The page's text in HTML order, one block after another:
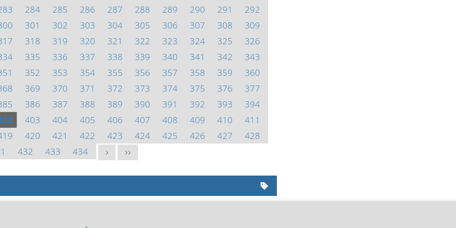
284 285 286 287 288 289 290 291
292
301 302 303 304 305 306 307 308
309
318 319 320 321 322 323 324 325
326
335 336 337 338 339 340 341 342
343
352 353 354 355 356 357 358 359
360
369 370 371 372 373 374 375 376
377
386 387 388 389 390 391 392 393
394
403 404 405 406 407 408 409 410
411
420 421 422 423 424 425 426 427
428
432 433 434 > >>